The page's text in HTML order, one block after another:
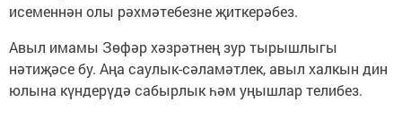
исеменнән олы рәхмәтебезне җиткерәбез.
Авыл имамы Зөфәр хәзрәтнең зур тырышлыгы
нәтиҗәсе бу. Аңа саулык-сәламәтлек, авыл халкын дин
юлына күндерүдә сабырлык һәм уңышлар телибез.